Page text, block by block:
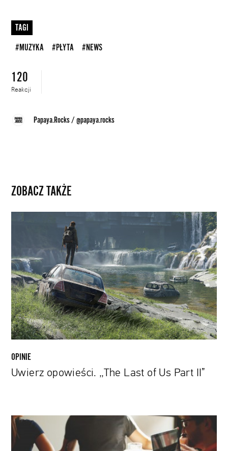
TAGI
#MUZYKA #PŁYTA #NEWS
120
Reakcji
Papaya.Rocks/@papaya.rocks
ZOBACZ TAKŻE
Last
of
Us
Part
II”
OPINIE
Uwierz opowieści. „The Last of Us Part II”
Sztuczna
inteligencja